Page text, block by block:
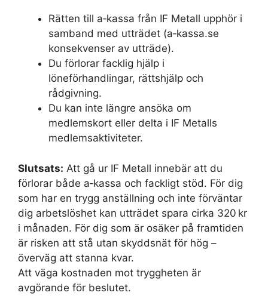
Rätten till a‑kassa från IF Metall upphör i
samband med utträdet (a‑kassa.se
konsekvenser av utträde).
Du förlorar facklig hjälp i
löneförhandlingar, rättshjälp och
rådgivning.
Du kan inte längre ansöka om
medlemskort eller delta i IF Metalls
medlemsaktiviteter.
Slutsats: Att gå ur IF Metall innebär att du
förlorar både a‑kassa och fackligt stöd. För dig
som har en trygg anställning och inte förväntar
dig arbetslöshet kan utträdet spara cirka 320 kr
i månaden. För dig som är osäker på framtiden
är risken att stå utan skyddsnät för hög –
överväg att stanna kvar.
Att väga kostnaden mot tryggheten är
avgörande för beslutet.